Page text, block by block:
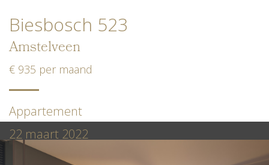
Biesbosch 523
Amstelveen
€ 935 per maand
Appartement
22 maart 2022